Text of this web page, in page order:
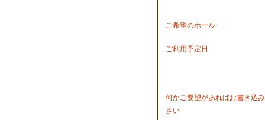
ご希望のホール
ご利用予定日
何かご要望があればお書き込
さい